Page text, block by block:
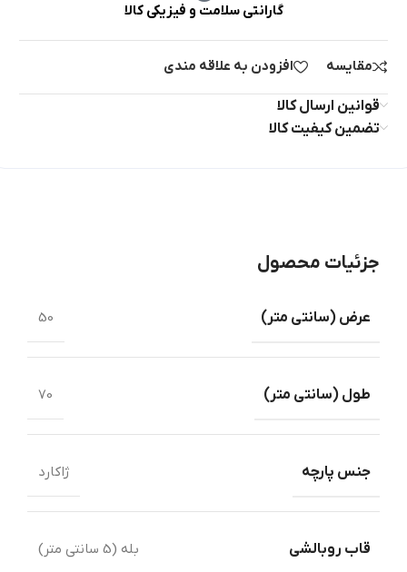
گارانتی سلامت و فیزیکی کالا
مقایسه افزودن به علاقه مندی
قوانین ارسال کالا
تضمین کیفیت کالا
جزئیات محصول
عرض ‏(‏سانتی متر‏) 50
طول ‏(‏سانتی متر‏)‏ 70
جنس پارچه ژاکارد
قاب روبالشی بله (5 سانتی متر)